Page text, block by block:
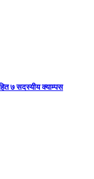
७ सदस्यीय क्याम्पस